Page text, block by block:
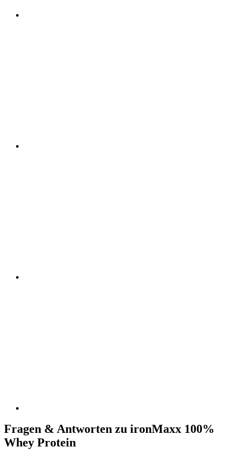
Fragen & Antworten zu ironMaxx 100%
Whey Protein